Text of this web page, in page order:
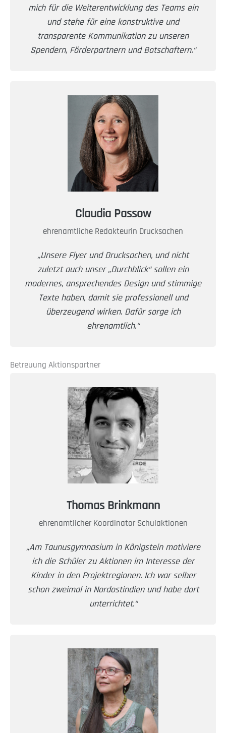
mich für die Weiterentwicklung des Teams ein
und stehe für eine konstruktive und
transparente Kommunikation zu unseren
Spendern, Förderpartnern und Botschaftern.“
Claudia Passow
ehrenamtliche Redakteurin Drucksachen
„Unsere Flyer und Drucksachen, und nicht
zuletzt auch unser „Durchblick“ sollen ein
modernes, ansprechendes Design und stimmige
Texte haben, damit sie professionell und
überzeugend wirken. Dafür sorge ich
ehrenamtlich.“
Betreuung Aktionspartner
Thomas Brinkmann
ehrenamtlicher Koordinator Schulaktionen
„Am Taunusgymnasium in Königstein motiviere
ich die Schüler zu Aktionen im Interesse der
Kinder in den Projektregionen. Ich war selber
schon zweimal in Nordostindien und habe dort
unterrichtet.“